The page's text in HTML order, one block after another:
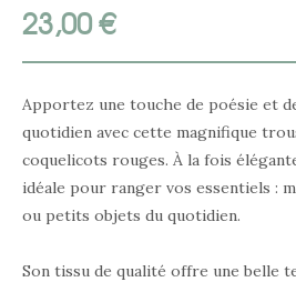
23,00€
Apportez une touche de poésie et
quotidien avec cette magnifique
coquelicots rouges. À la fois
idéale pour ranger vos essentiels :
ou petits objets du quotidien.
Son tissu de qualité offre une belle